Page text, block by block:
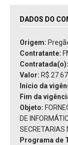
DADOS DO
Origem:
Contratante:
Contratada(o):
Valor: R$
Início da
Fim da
Objeto:
DE
SECRETARIAS
Programa de